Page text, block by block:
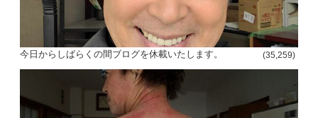
今日からしばらくの間ブログを休載いたします。 (35,259)